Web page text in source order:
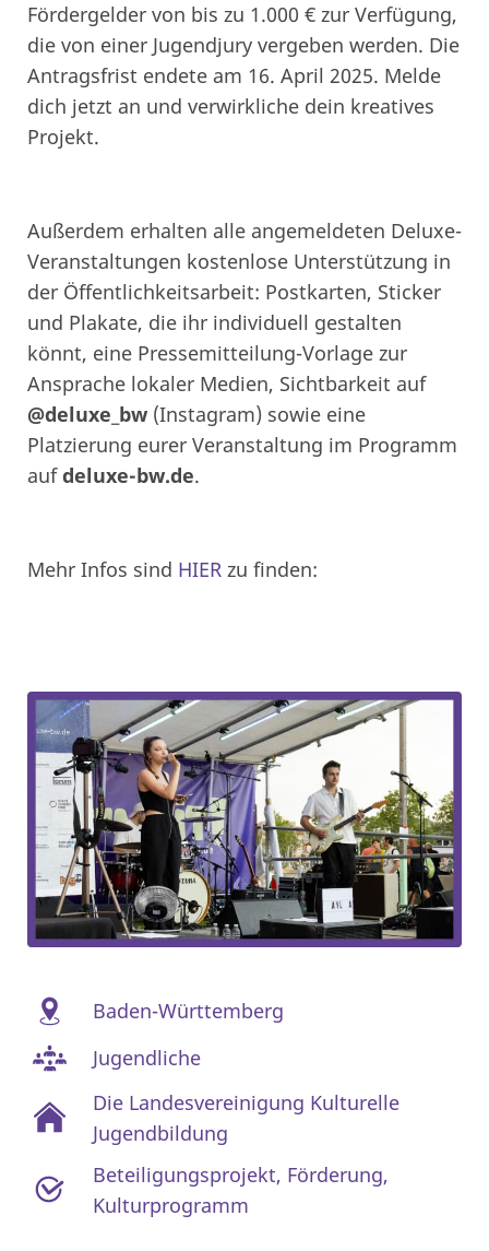
Fördergelder von bis zu 1.000 € zur Verfügung,
die von einer Jugendjury vergeben werden. Die
Antragsfrist endete am 16. April 2025. Melde
dich jetzt an und verwirkliche dein kreatives
Projekt.
Außerdem erhalten alle angemeldeten Deluxe-
Veranstaltungen kostenlose Unterstützung in
der Öffentlichkeitsarbeit: Postkarten, Sticker
und Plakate, die ihr individuell gestalten
könnt, eine Pressemitteilung-Vorlage zur
Ansprache lokaler Medien, Sichtbarkeit auf
@deluxe_bw (Instagram) sowie eine
Platzierung eurer Veranstaltung im Programm
aufdeluxe-bw.de.
Mehr Infos sind HIER zu finden:
Baden-Württemberg
Jugendliche
Die Landesvereinigung Kulturelle
Jugendbildung
Beteiligungsprojekt, Förderung,
Kulturprogramm